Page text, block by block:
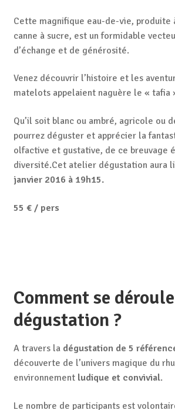
Cette magnifique eau-de-vie, produite
canne à sucre, est un formidable
d’échange et de générosité.
Venez découvrir l’histoire et les
matelots appelaient naguère le « tafia
Qu’il soit blanc ou ambré, agricole ou
pourrez déguster et apprécier la
olfactive et gustative, de ce breuvage
diversité.Cet atelier dégustation aura
janvier 2016 à 19h15.
55 € / pers
Comment se
dégustation ?
A travers la dégustation de 5
découverte de l’univers magique du
environnement ludique et convivial.
Le nombre de participants est